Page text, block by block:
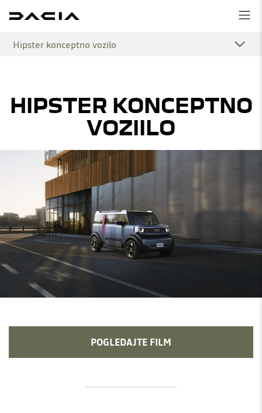
Hipster konceptno vozilo
HIPSTER KONCEPTNO
VOZIILO
POGLEDAJTE FILM